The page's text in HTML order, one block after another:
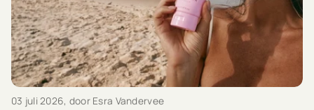
03 juli 2026, door Esra Vandervee